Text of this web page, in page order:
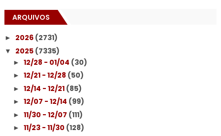
ARQUIVOS
► 2026 (2731)
▼ 2025 (7335)
► 12/28 - 01/04 (30)
► 12/21 - 12/28 (50)
► 12/14 - 12/21 (85)
► 12/07 - 12/14 (99)
► 11/30 - 12/07 (111)
► 11/23 - 11/30 (128)